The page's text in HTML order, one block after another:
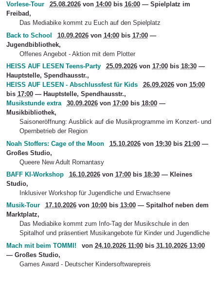
Vorlese-Tour
25.08.2026von 14:00bis 16:00 — Spielplatz im
Freibad ,
Das Mediabike kommt zu Euch auf den Spielplatz
Back to School
10.09.2026von 14:00bis 17:00 —
Jugendbibliothek,
Offenes Angebot - Aktion mit dem Plotter
HEISS AUF LESEN Teens-Party
25.09.2026von 17:00bis 18:30 —
Hauptstelle, Spendhausstr.,
HEISS AUF LESEN - Abschlussfest für Kids
26.09.2026von 15:00
bis 17:00 — Hauptstelle, Spendhausstr.,
Musikstunde extra
30.09.2026von 17:00bis 18:00 —
Musikbibliothek,
Saisoneröffnung: Ausblick auf die Musikprogramme im Konzert- und
Opernbetrieb der Region
Noah Stoffers: Cage of the Moon
15.10.2026von 19:30bis 21:00 —
Großes Studio,
Queere New Adult Romantasy
BAFF KI-Workshop
16.10.2026von 17:00bis 18:30 — Kleines
Studio,
Inklusiver Workshop für Jugendliche und Erwachsene
Musik-Tour
17.10.2026von 10:00bis 13:00 — Spitalhof neben dem
Marktplatz,
Das Mediabike kommt zum Info-Tag der Musikschule in den
Spitalhof und präsentiert Musikangebote für Kinder und Jugendliche
Mach mit beim TOMMI!
von 24.10.2026 11:00bis 31.10.2026 13:00
— Großes Studio,
Games Award - Deutscher Kindersoftwarepreis